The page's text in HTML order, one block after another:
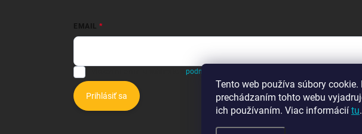
Tento web používa súbory cookie.
prechádzaním tohto webu
ich používaním. Viac informácií tu.
EMAIL
podmienkami ochrany osobných údajov
Prihlásiť sa